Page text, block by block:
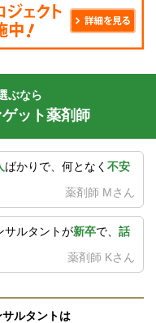
ぶなら
ゲット薬剤師
ばかりで、何となく 不安
薬剤師 Mさん
サルタントが新卒で、 話
薬剤師 Kさん
ルタントは